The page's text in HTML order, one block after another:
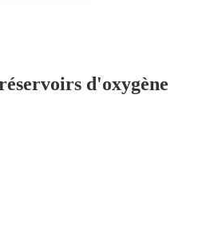
d'oxygène